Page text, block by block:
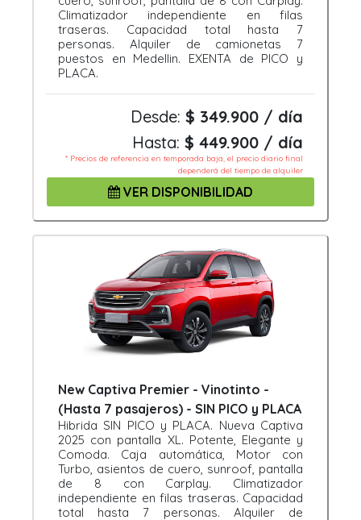
Climatizador independiente en filas
traseras. Capacidad total hasta 7
personas. Alquiler de camionetas 7
puestos en Medellin. EXENTA de PICO y
PLACA.
Desde: $ 349.900 / día
Hasta: $ 449.900 / día
* Precios de referencia en temporada baja, el precio diario final
dependerá del tiempo de alquiler
VER DISPONIBILIDAD
New Captiva Premier - Vinotinto -
(Hasta 7 pasajeros) - SIN PICO y PLACA
Hibrida SIN PICO y PLACA. Nueva Captiva
2025 con pantalla XL. Potente, Elegante y
Comoda. Caja automática, Motor con
Turbo, asientos de cuero, sunroof, pantalla
de 8 con Carplay. Climatizador
independiente en filas traseras. Capacidad
total hasta 7 personas. Alquiler de